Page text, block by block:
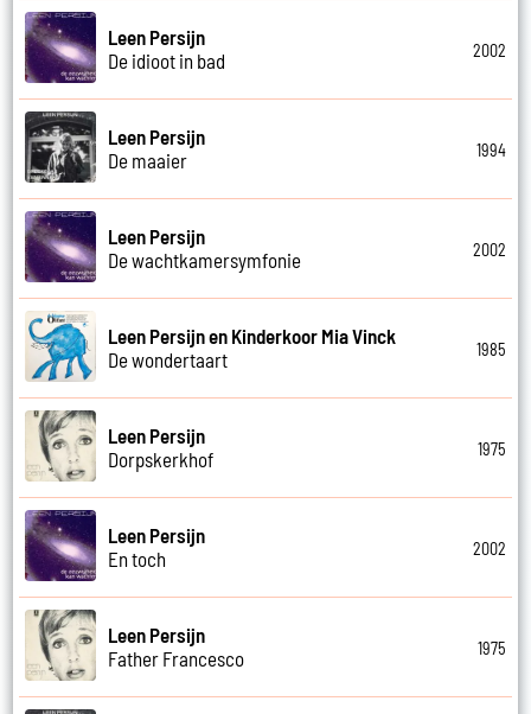
Leen Persijn
De idioot in bad
2002
Leen Persijn
De maaier
1994
Leen Persijn
De wachtkamersymfonie
2002
Leen Persijn en Kinderkoor Mia Vinck
De wondertaart
1985
Leen Persijn
Dorpskerkhof
1975
Leen Persijn
En toch
2002
Leen Persijn
Father Francesco
1975